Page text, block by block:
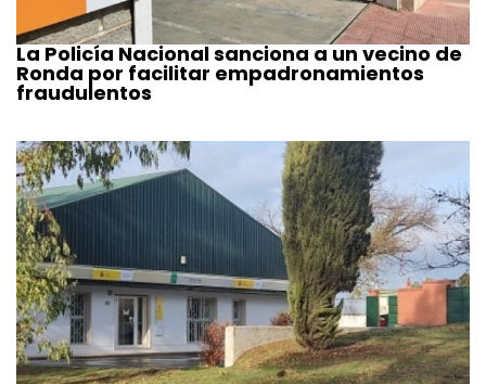
La Policía Nacional sanciona a un vecino de
Ronda por facilitar empadronamientos
fraudulentos